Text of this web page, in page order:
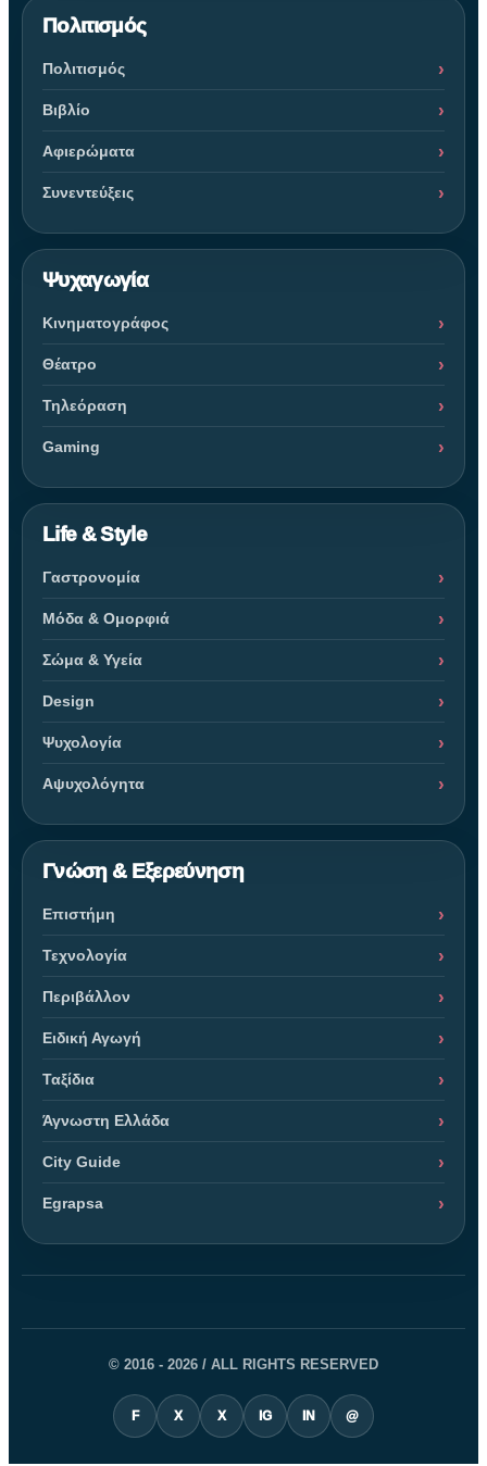
Πολιτισμός
Πολιτισμός
Βιβλίο
Αφιερώματα
Συνεντεύξεις
Ψυχαγωγία
Κινηματογράφος
Θέατρο
Τηλεόραση
Gaming
Life & Style
Γαστρονομία
Μόδα & Ομορφιά
Σώμα & Υγεία
Design
Ψυχολογία
Αψυχολόγητα
Γνώση & Εξερεύνηση
Επιστήμη
Τεχνολογία
Περιβάλλον
Ειδική Αγωγή
Ταξίδια
Άγνωστη Ελλάδα
City Guide
Egrapsa
© 2016 - 2026 / ALL RIGHTS RESERVED
F X X IG IN @